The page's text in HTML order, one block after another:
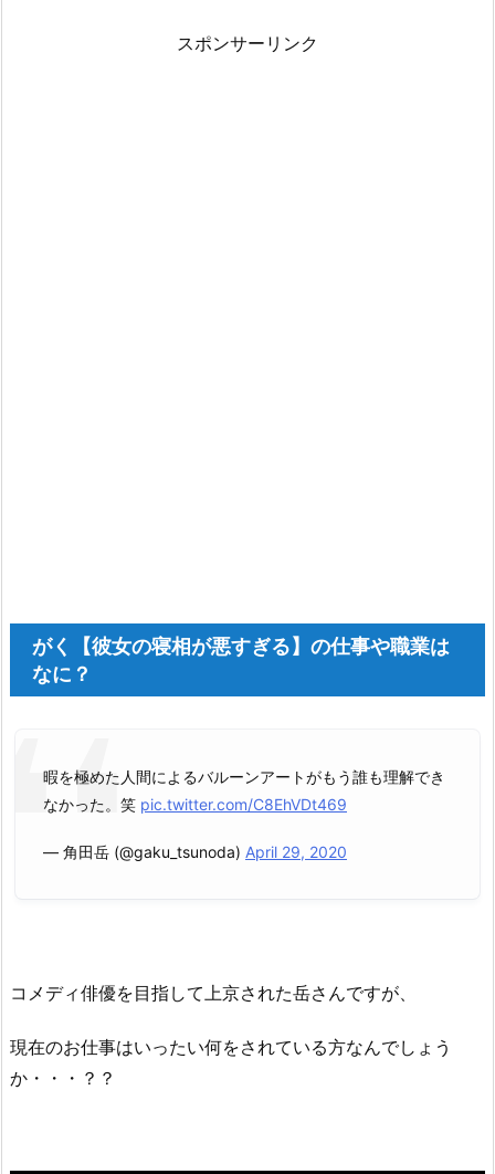
スポンサーリンク
がく【彼女の寝相が悪すぎる】の仕事や職業は
なに？
暇を極めた人間によるバルーンアートがもう誰も理解でき
なかった。笑 pic.twitter.com/C8EhVDt469
— 角田岳 (@gaku_tsunoda) April 29, 2020
コメディ俳優を目指して上京された岳さんですが、
現在のお仕事はいったい何をされている方なんでしょう
か・・・？？